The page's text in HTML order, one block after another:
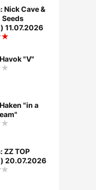
Nick Cave &
Seeds
11.07.2026
"V"
"in a
ZZ TOP
20.07.2026